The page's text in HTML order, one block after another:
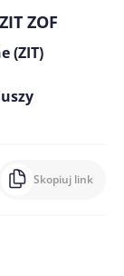
ZOF
(ZIT)
Skopiuj link